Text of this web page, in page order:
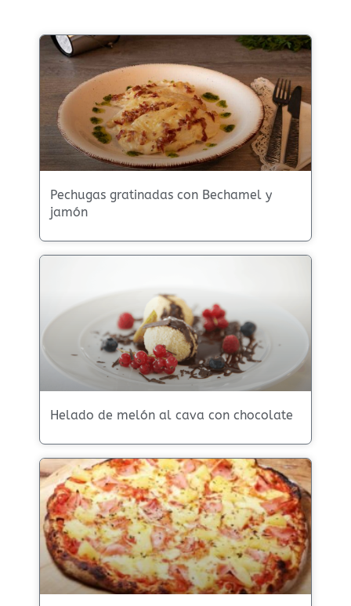
Pechugas gratinadas con Bechamel y
jamón
Helado de melón al cava con chocolate